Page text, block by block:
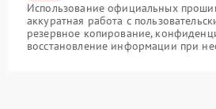
Использование официальных
аккуратная работа с
резервное копирование,
восстановление информации при